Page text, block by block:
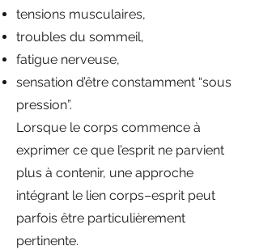
tensions musculaires,
troubles du sommeil,
fatigue nerveuse,
sensation d’être constamment “sous
pression”.
Lorsque le corps commence à
exprimer ce que l’esprit ne parvient
plus à contenir, une approche
intégrant le lien corps–esprit peut
parfois être particulièrement
pertinente.